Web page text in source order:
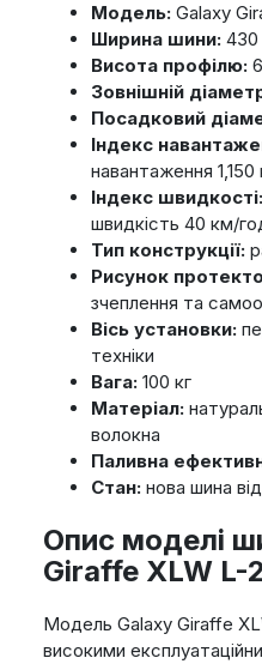
Модель:Galaxy
Ширина шини:430
Висота профілю:
Зовнішній
Посадковий
Індекс
навантаження 1,150
Індекс швидкості:
швидкість 40 км/
Тип конструкції:
Рисунок
зчеплення та
Вісь установки:
техніки
Вага:100 кг
Матеріал:
волокна
Паливна
Стан:нова шина
Опис моделі
Giraffe XLW L-2
Модель Galaxy Giraffe
високими